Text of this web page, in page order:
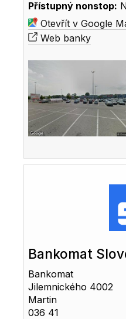
Přístupný nonstop:
Otevřít v Google
Web banky
Bankomat
Bankomat
Jilemnického 4002
Martin
036 41